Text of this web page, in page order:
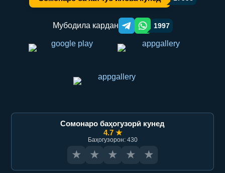
Мубодила кардан Telegram orqali ulashish
WhatsApp orqali ulashish
1997
Сомонаро баҳогузорӣ кунед
4.7 ★
Баҳогузорон: 430
★ ★ ★ ★ ★